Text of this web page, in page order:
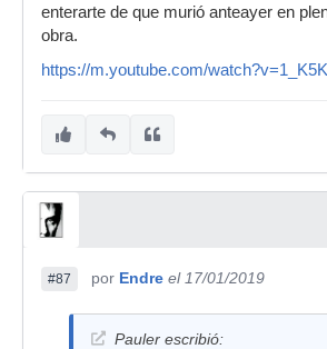
enterarte de que murió anteayer en
obra.
https://m.youtube.com/
#87 por Endre el 17/01/2019
Pauler escribió: